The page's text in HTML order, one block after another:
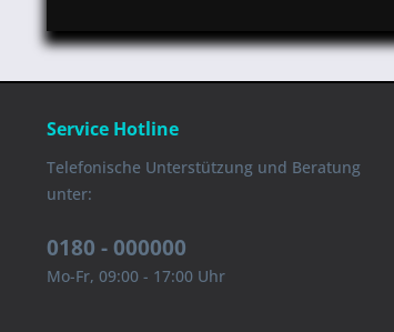
Service Hotline
Telefonische Unterstützung und Beratung
unter:
0180 - 000000
Mo-Fr, 09:00 - 17:00 Uhr